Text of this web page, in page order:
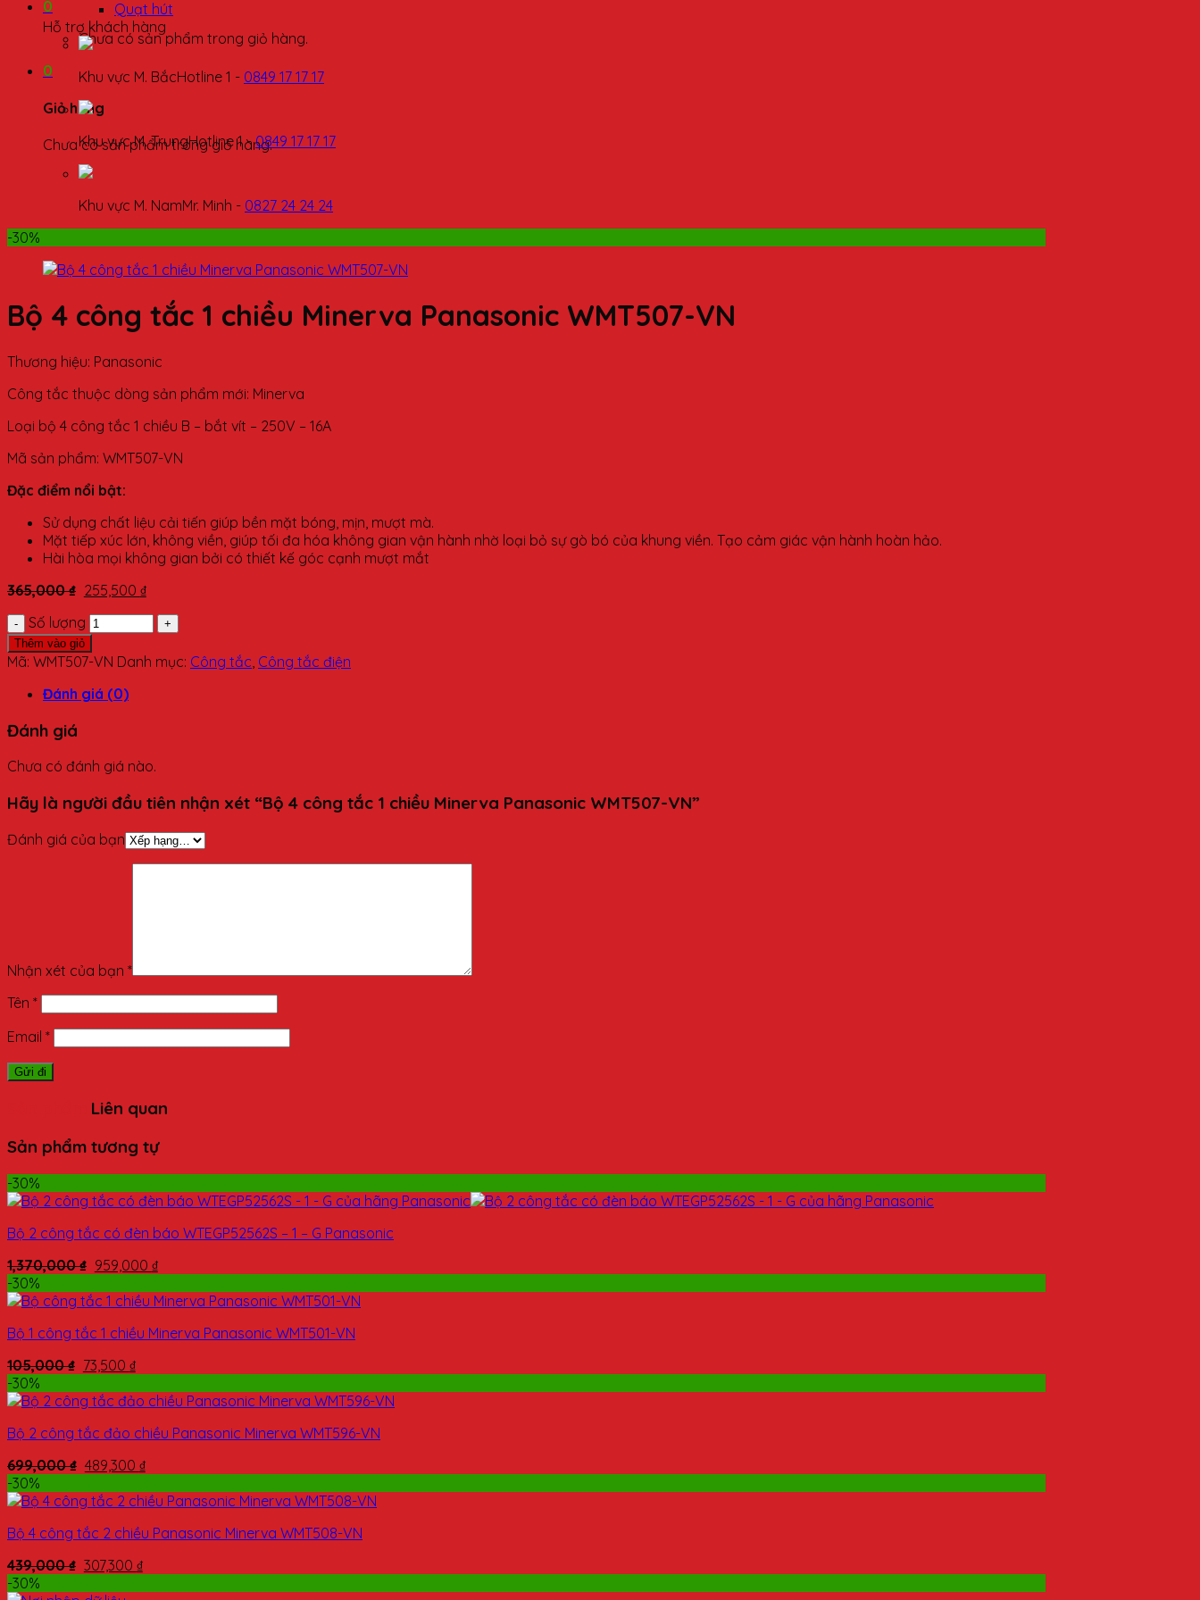
0
Chưa có sản phẩm trong giỏ hàng.
0
Giỏ hàng
Chưa có sản phẩm trong giỏ hàng.
Quạt hút
Hỗ trợ khách hàng
Khu vực M. BắcHotline 1 - 0849 17 17 17
Khu vực M. TrungHotline 1 -0849 17 17 17
Khu vực M. NamMr. Minh - 0827 24 24 24
-30%
Bộ 4 công tắc 1 chiều Minerva Panasonic WMT507-VN
Thương hiệu: Panasonic
Công tắc thuộc dòng sản phẩm mới: Minerva
Loại bộ 4 công tắc 1 chiều B – bắt vít – 250V – 16A
Mã sản phẩm: WMT507-VN
Đặc điểm nổi bật:
Sử dụng chất liệu cải tiến giúp bền mặt bóng, mịn, mượt mà.
Mặt tiếp xúc lớn, không viền, giúp tối đa hóa không gian vận hành nhờ loại bỏ sự gò bó của khung viền. Tạo cảm giác vận hành hoàn hảo.
Hài hòa mọi không gian bởi có thiết kế góc cạnh mượt mắt
365,000₫ 255,500 ₫
Số lượng
Thêm vào giỏ
Mã: WMT507-VN Danh mục: Công tắc Công tắc điện
Đánh giá (0)
Đánh giá
Chưa có đánh giá nào.
Hãy là người đầu tiên nhận xét “Bộ 4 công tắc 1 chiều Minerva Panasonic WMT507-VN”
Đánh giá của bạn
Nhận xét của bạn *
Tên *
Email *
Liên quan
Sản phẩm tương tự
-30%
Bộ 2 công tắc có đèn báo WTEGP52562S – 1 – G Panasonic
1,370,000₫ 959,000 ₫
-30%
Bộ 1 công tắc 1 chiều Minerva Panasonic WMT501-VN
105,000₫ 73,500 ₫
-30%
Bộ 2 công tắc đảo chiều Panasonic Minerva WMT596-VN
699,000₫ 489,300 ₫
-30%
Bộ 4 công tắc 2 chiều Panasonic Minerva WMT508-VN
439,000₫ 307,300 ₫
-30%